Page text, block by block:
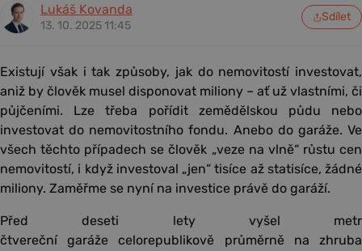
Lukáš Kovanda
13. 10. 2025 11:45
Sdílet
Existují však i tak způsoby, jak do nemovitostí investovat,
aniž by člověk musel disponovat miliony – ať už vlastními, či
půjčeními. Lze třeba pořídit zemědělskou půdu nebo
investovat do nemovitostního fondu. Anebo do garáže. Ve
všech těchto případech se člověk „veze na vlně“ růstu cen
nemovitostí, i když investoval „jen“ tisíce až statisíce, žádné
miliony. Zaměřme se nyní na investice právě do garáží.
Před deseti lety vyšel metr
čtvereční garáže celorepublikově průměrně na zhruba